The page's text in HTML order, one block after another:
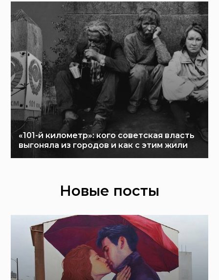
«101-й километр»: кого советская власть
выгоняла из городов и как с этим жили
Новые посты